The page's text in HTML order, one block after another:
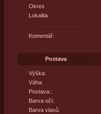
Okres
Lokalita
Komentář:
Postava
Výška:
Váha:
Postava::
Barva očí:
Barva vlasů: